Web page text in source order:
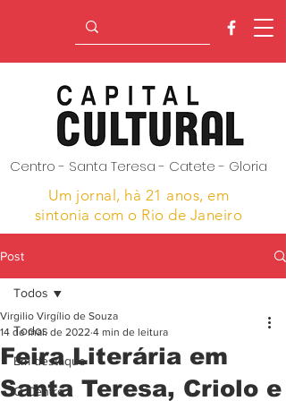
Centro - Santa Teresa - Catete - Gloria
Um jornal, hà 21 anos, em
sintonia com o Rio de Janeiro
Post
Todos
Em destaque
O Centro
Todos
Feira Literária em
Santa Teresa, Criolo e
Virgilio Virgílio de Souza
14 de mai. de 2022 4 min de leitura